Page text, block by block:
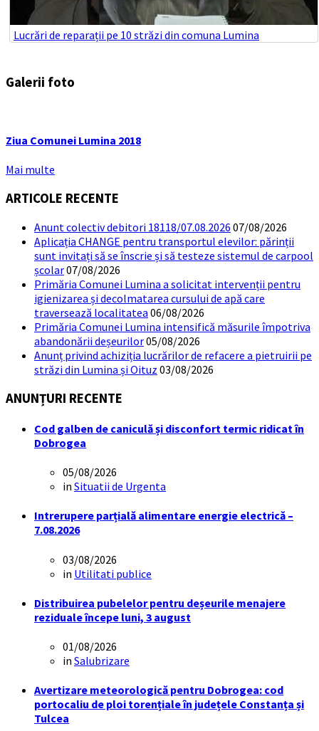
Lucrări de reparații pe 10 străzi din comuna Lumina
Galerii foto
Ziua Comunei Lumina 2018
Mai multe
ARTICOLE RECENTE
Anunt colectiv debitori 18118/07.08.2026 07/08/2026
Aplicația CHANGE pentru transportul elevilor: părinții
sunt invitați să se înscrie și să testeze sistemul de carpool
școlar07/08/2026
Primăria Comunei Lumina a solicitat intervenții pentru
igienizarea și decolmatarea cursului de apă care
traversează localitatea 06/08/2026
Primăria Comunei Lumina intensifică măsurile împotriva
abandonării deșeurilor05/08/2026
Anunț privind achiziția lucrărilor de refacere a pietruirii pe
străzi din Lumina și Oituz 03/08/2026
ANUNȚURI RECENTE
Cod galben de caniculă și disconfort termic ridicat în
Dobrogea
05/08/2026
in Situatii de Urgenta
Intrerupere parțială alimentare energie electrică –
7.08.2026
03/08/2026
in Utilitati publice
Distribuirea pubelelor pentru deșeurile menajere
reziduale începe luni, 3 august
01/08/2026
in Salubrizare
Avertizare meteorologică pentru Dobrogea: cod
portocaliu de ploi torențiale în județele Constanța și
Tulcea